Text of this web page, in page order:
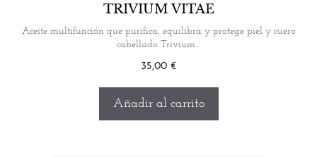
TRIVIUM VITAE
Aceite multifunción que purifica, equilibra y protege piel y cuero
cabelludo Trivium…
35,00 €
Añadir al carrito